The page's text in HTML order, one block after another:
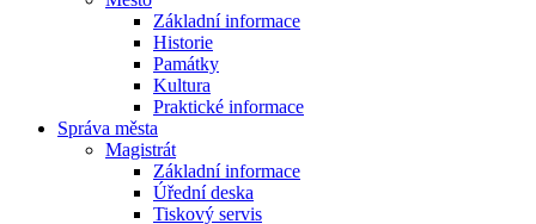
Základní informace
Historie
Památky
Kultura
Praktické informace
Správa města
Magistrát
Základní informace
Úřední deska
Tiskový servis